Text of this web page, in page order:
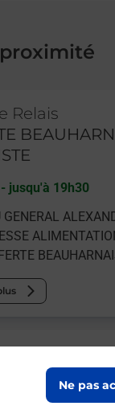
Ne pas
Relais
- jusqu'à 19h30
GENERAL
jusqu'à 20h00